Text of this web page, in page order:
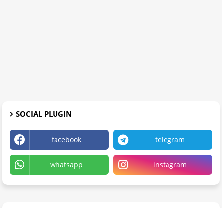
SOCIAL PLUGIN
facebook telegram
whatsapp instagram